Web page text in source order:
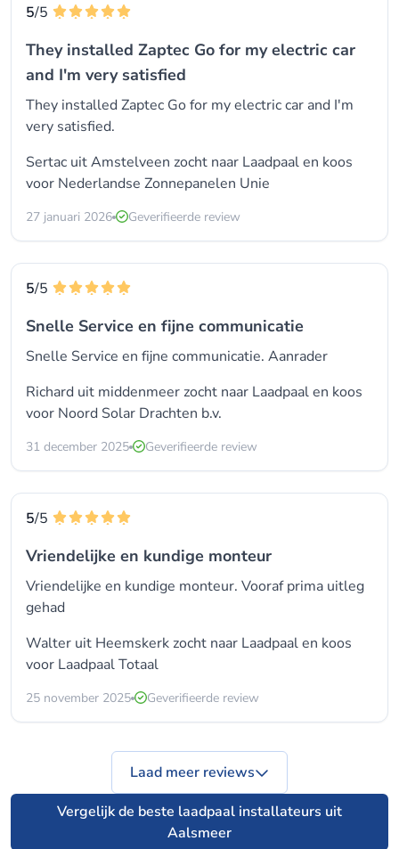
5/5
They installed Zaptec Go for my electric car
and I'm very satisfied
They installed Zaptec Go for my electric car and I'm
very satisfied.
Sertac uit Amstelveen zocht naar Laadpaal en koos
voor Nederlandse Zonnepanelen Unie
27 januari 2026 Geverifieerde review
5/5
Snelle Service en fijne communicatie
Snelle Service en fijne communicatie. Aanrader
Richard uit middenmeer zocht naar Laadpaal en koos
voor Noord Solar Drachten b.v.
31 december 2025 Geverifieerde review
5/5
Vriendelijke en kundige monteur
Vriendelijke en kundige monteur. Vooraf prima uitleg
gehad
Walter uit Heemskerk zocht naar Laadpaal en koos
voor Laadpaal Totaal
25 november 2025 Geverifieerde review
Vergelijk de beste laadpaal installateurs uit
Aalsmeer
Laad meer reviews